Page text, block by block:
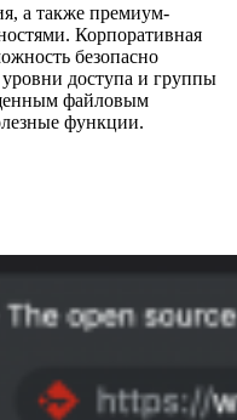
а также премиум-
Корпоративная
безопасно
доступа и группы
файловым
функции.